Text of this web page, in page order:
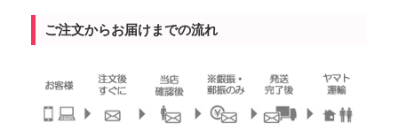
ご注文からお届けまでの流れ